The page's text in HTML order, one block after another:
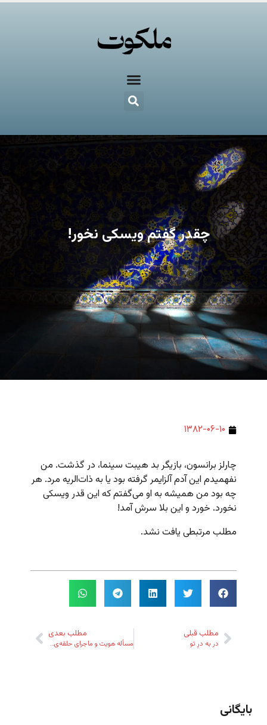
چقدر گفتم ویسکی نخور!
۱۳۸۲-۰۶-۱۰
چارلز برانسون، بازیگر بد هیبت سینما، در گذشت. من
نفهمیدم این آدم آلزایمر گرفته بود یا به ذات‌الریه مرد. هر
چه بود من همیشه به او می‌گفتم که این قدر ویسکی
نخورد. خورد و این بلا سرش آمد!
مطلب مرتبطی یافت نشد.
مطلب قبلی
در به درِ تو
مطلب بعدی
مسأله هویت و ماجرای حلقه‌ی ملکوت
بایگانی